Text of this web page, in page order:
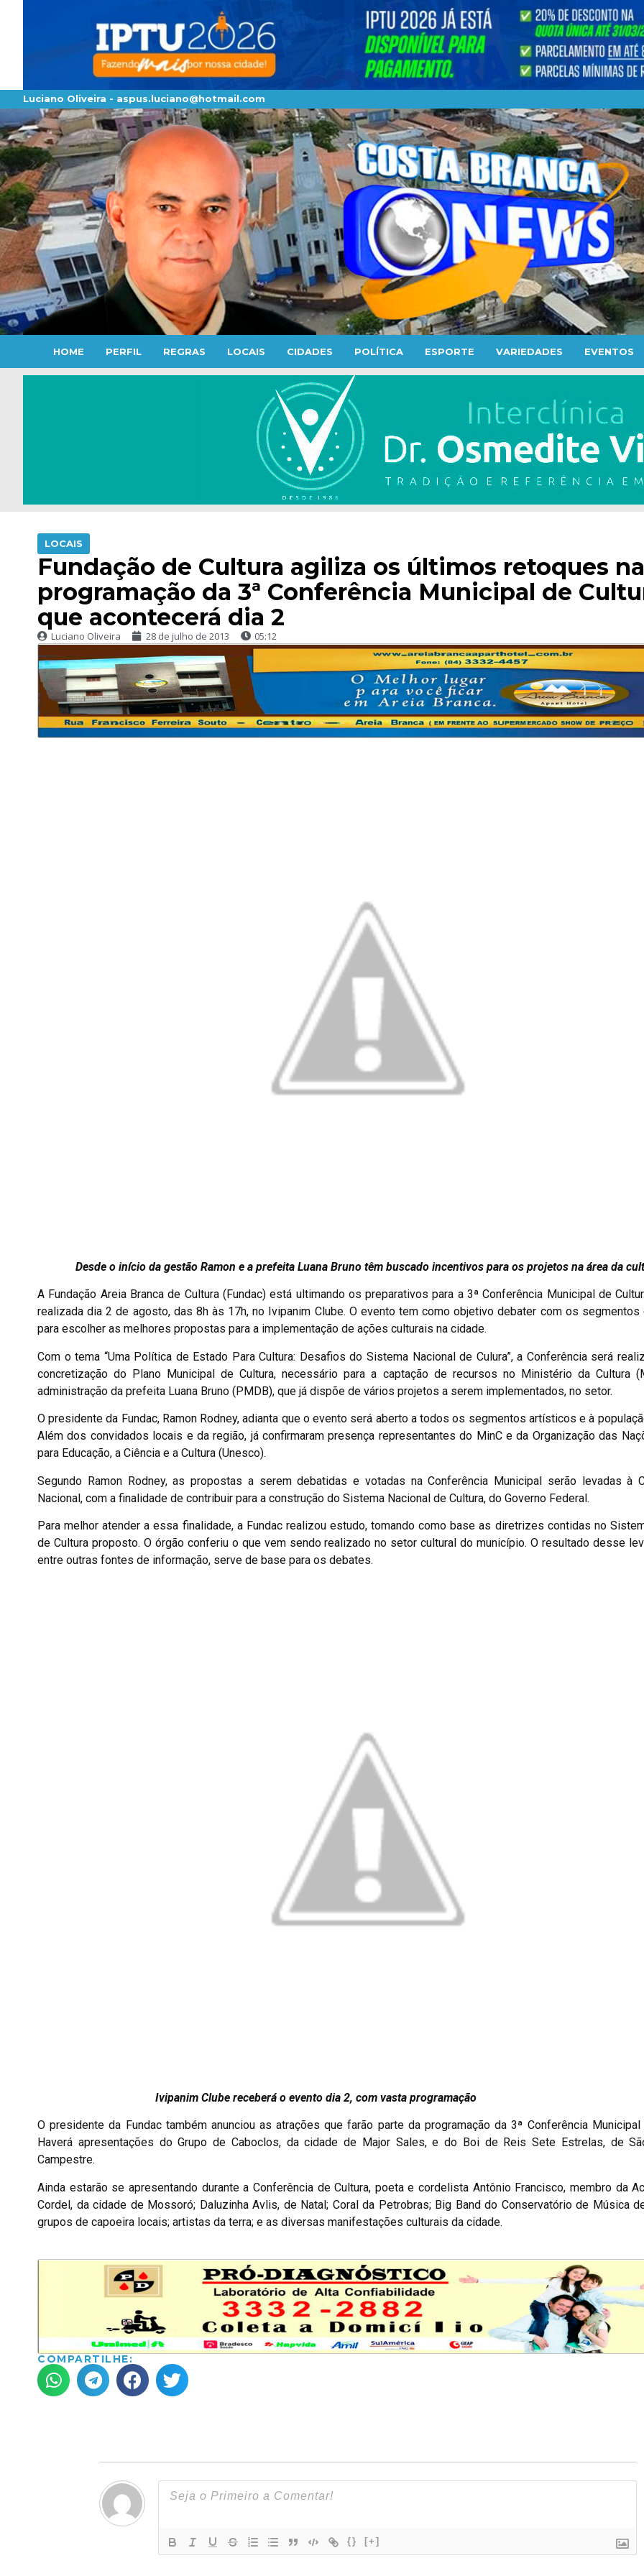
Luciano Oliveira - aspus.luciano@hotmail.com
HOME PERFIL REGRAS LOCAIS CIDADES POLÍTICA ESPORTE VARIEDADES EVENTOS
LOCAIS
Fundação de Cultura agiliza os últimos retoques na
programação da 3ª Conferência Municipal de
que acontecerá dia 2
Luciano Oliveira 28 de julho de 2013 05:12
Desde o início da gestão Ramon e a prefeita Luana Bruno têm buscado incentivos para os projetos na área da
A Fundação Areia Branca de Cultura (Fundac) está ultimando os preparativos para a 3ª Conferência Municipal de
realizada dia 2 de agosto, das 8h às 17h, no Ivipanim Clube. O evento tem como objetivo debater com os segmentos
para escolher as melhores propostas para a implementação de ações culturais na cidade.
Com o tema “Uma Política de Estado Para Cultura: Desafios do Sistema Nacional de Culura”, a Conferência será
concretização do Plano Municipal de Cultura, necessário para a captação de recursos no Ministério da Cultura
administração da prefeita Luana Bruno (PMDB), que já dispõe de vários projetos a serem implementados, no setor.
O presidente da Fundac, Ramon Rodney, adianta que o evento será aberto a todos os segmentos artísticos e à
Além dos convidados locais e da região, já confirmaram presença representantes do MinC e da Organização das
para Educação, a Ciência e a Cultura (Unesco).
Segundo Ramon Rodney, as propostas a serem debatidas e votadas na Conferência Municipal serão levadas à
Nacional, com a finalidade de contribuir para a construção do Sistema Nacional de Cultura, do Governo Federal.
Para melhor atender a essa finalidade, a Fundac realizou estudo, tomando como base as diretrizes contidas no
de Cultura proposto. O órgão conferiu o que vem sendo realizado no setor cultural do município. O resultado desse
entre outras fontes de informação, serve de base para os debates.
Ivipanim Clube receberá o evento dia 2, com vasta programação
O presidente da Fundac também anunciou as atrações que farão parte da programação da 3ª Conferência Municipal
Haverá apresentações do Grupo de Caboclos, da cidade de Major Sales, e do Boi de Reis Sete Estrelas, de
Campestre.
Ainda estarão se apresentando durante a Conferência de Cultura, poeta e cordelista Antônio Francisco, membro da
Cordel, da cidade de Mossoró; Daluzinha Avlis, de Natal; Coral da Petrobras; Big Band do Conservatório de Música
grupos de capoeira locais; artistas da terra; e as diversas manifestações culturais da cidade.
COMPARTILHE:
{} [+]